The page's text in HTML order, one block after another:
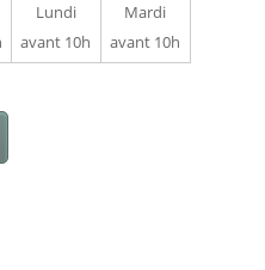
Lundi
avant 10h
Mardi
avant 10h